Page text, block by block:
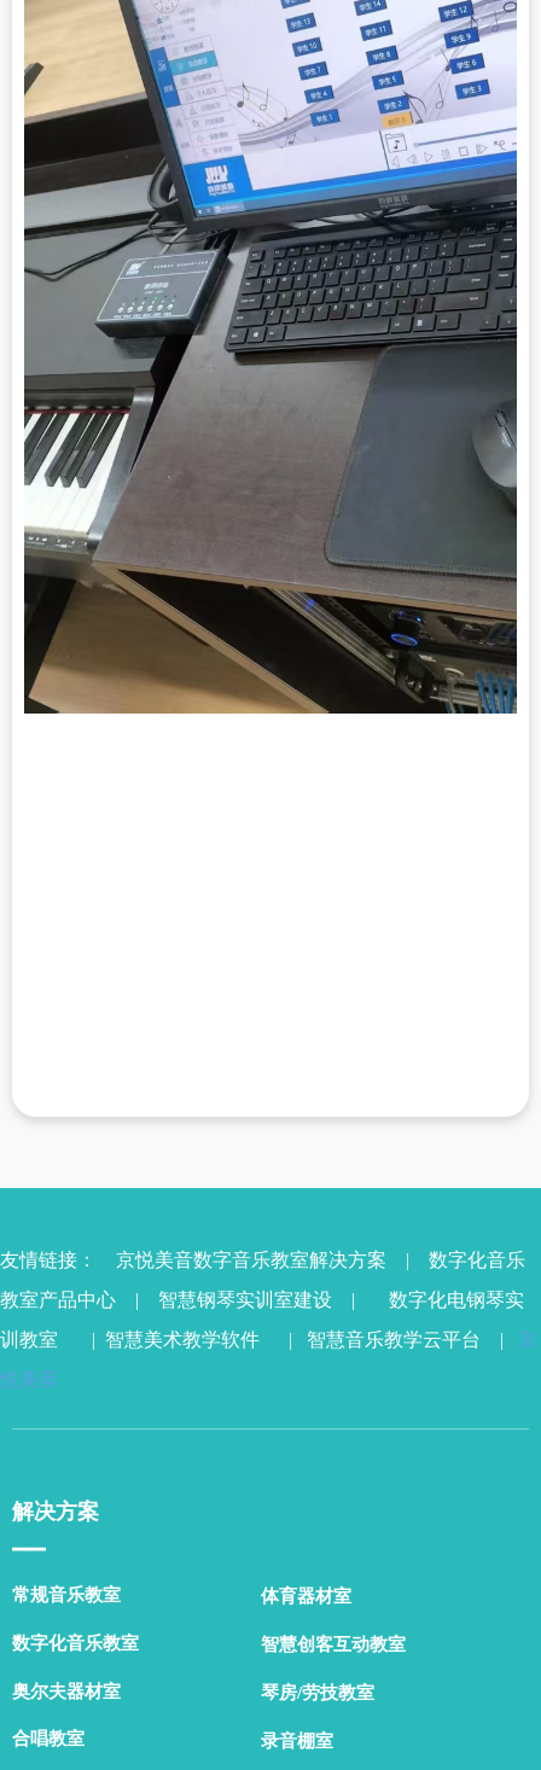
解决方案
常规音乐教室
数字化音乐教室
奥尔夫器材室
合唱教室
体育器材室
智慧创客互动教室
琴房/劳技教室
录音棚室
友情链接： 京悦美音数字音乐教室解决方案 | 数字化音乐
教室产品中心 | 智慧钢琴实训室建设 |
数字化电钢琴实
训教室 | 智慧美术教学软件 | 智慧音乐教学云平台 |
京
悦美音